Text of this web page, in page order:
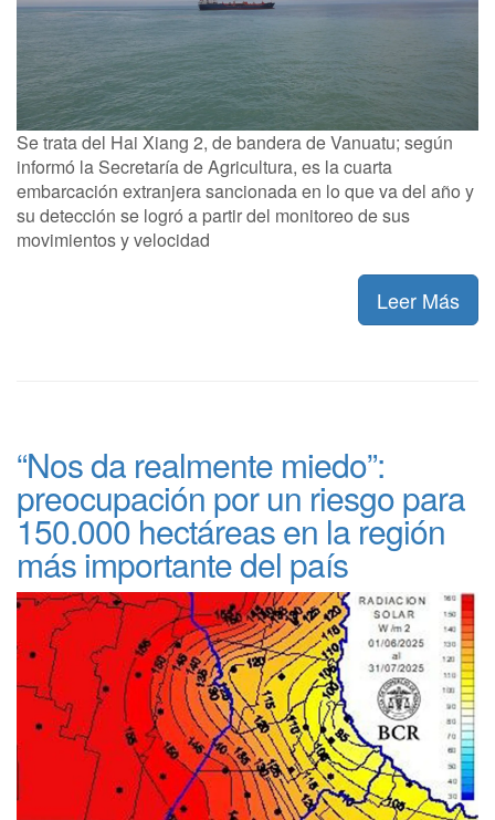
Se trata del Hai Xiang 2, de bandera de Vanuatu; según
informó la Secretaría de Agricultura, es la cuarta
embarcación extranjera sancionada en lo que va del año y
su detección se logró a partir del monitoreo de sus
movimientos y velocidad
Leer Más
“Nos da realmente miedo”:
preocupación por un riesgo para
150.000 hectáreas en la región
más importante del país